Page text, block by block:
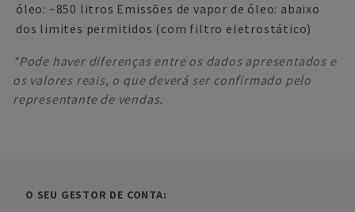
óleo: ~850 litros Emissões de vapor de óleo: abaixo
dos limites permitidos (com filtro eletrostático)
*Pode haver diferenças entre os dados apresentados e
os valores reais, o que deverá ser confirmado pelo
representante de vendas.
O SEU GESTOR DE CONTA: